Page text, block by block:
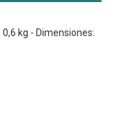
kg - Dimensiones: